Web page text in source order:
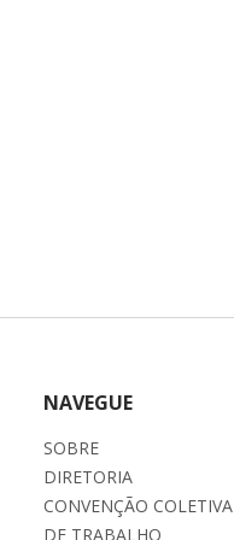
NAVEGUE
SOBRE
DIRETORIA
CONVENÇÃO COLETIVA
DE TRABALHO